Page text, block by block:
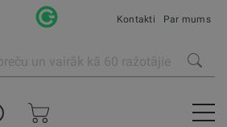
Kontakti Par mums